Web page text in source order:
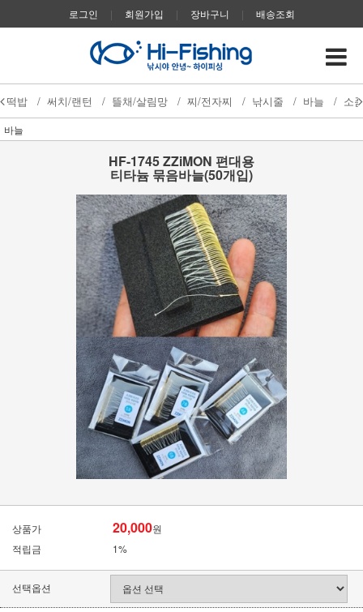
로그인 | 회원가입 | 장바구니 | 배송조회
떡밥 / 써치/랜턴 / 뜰채/살림망 / 찌/전자찌 / 낚시줄 / 바늘 / 소
바늘
HF-1745 ZZiMON 편대용
티타늄 묶음바늘(50개입)
상품가 20,000원
적립금
1%
선택옵션